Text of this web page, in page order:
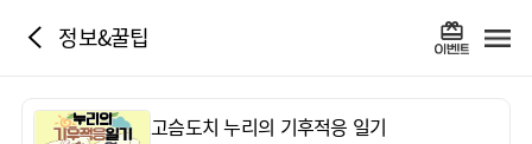
정보&꿀팁
고슴도치 누리의 기후적응 일기